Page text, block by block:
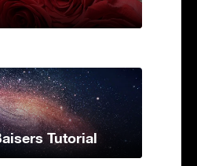
Tutorial